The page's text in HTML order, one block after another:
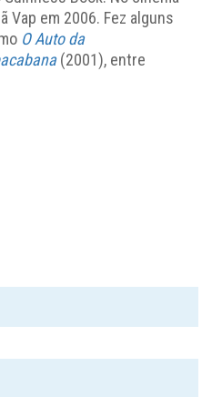
Vap em 2006. Fez alguns
O Auto da
(2001), entre